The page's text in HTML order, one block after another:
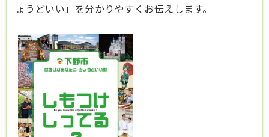
ょうどいい」を分かりやすくお伝えします。